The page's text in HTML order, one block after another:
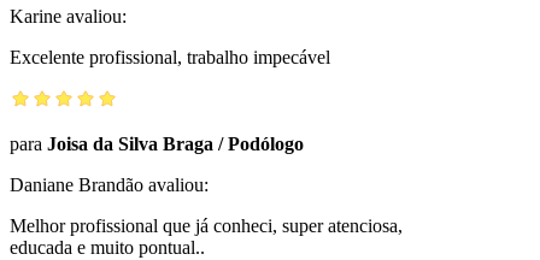
Karine avaliou:
Excelente profissional, trabalho impecável
para Joisa da Silva Braga /Podólogo
Daniane Brandão avaliou:
Melhor profissional que já conheci, super atenciosa,
educada e muito pontual..